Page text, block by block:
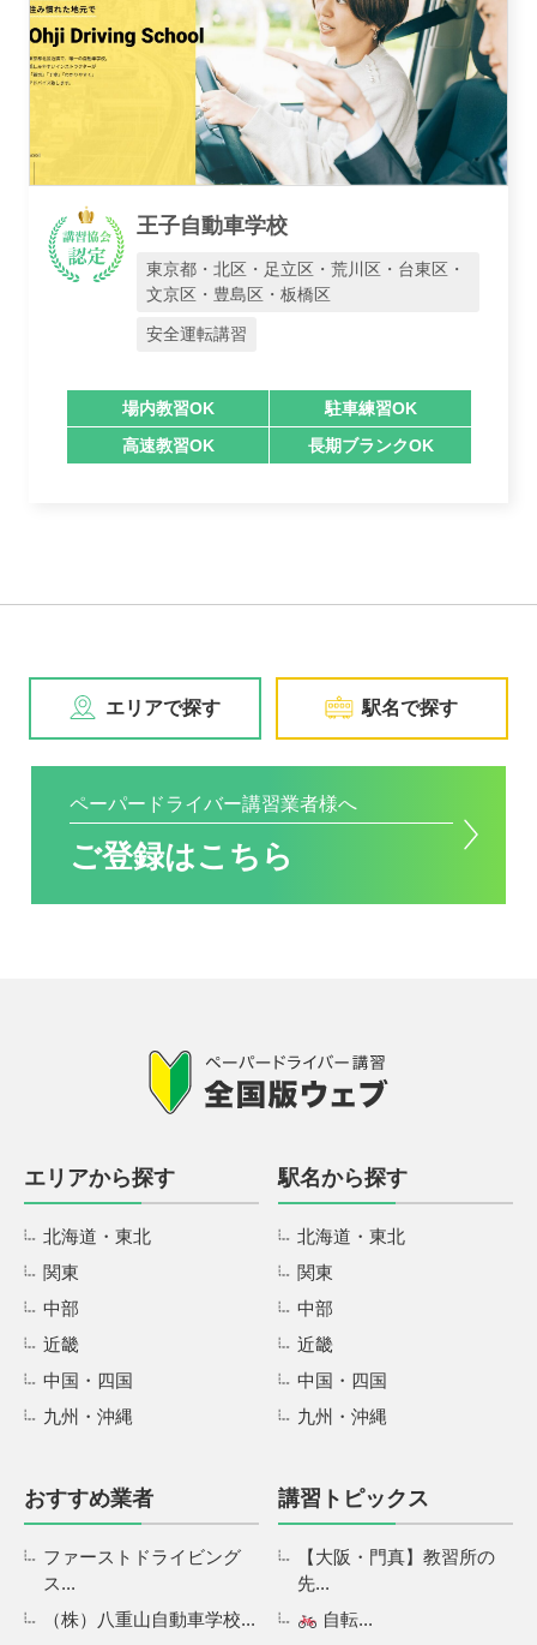
王子自動車学校
東京都・北区・足立区・荒川区・台東区・
文京区・豊島区・板橋区
安全運転講習
場内教習OK
駐車練習OK
高速教習OK
長期ブランクOK
エリアで探す 駅名で探す
ペーパードライバー講習業者様へ
ご登録はこちら
エリアから探す
北海道・東北
関東
中部
近畿
中国・四国
九州・沖縄
駅名から探す
北海道・東北
関東
中部
近畿
中国・四国
九州・沖縄
おすすめ業者
ファーストドライビング
ス...
（株）八重山自動車学校...
講習トピックス
【大阪・門真】教習所の
先...
自転...